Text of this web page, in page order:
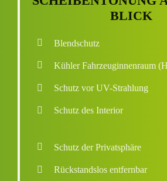
BLICK
Blendschutz
Kühler Fahrzeuginnenraum
Schutz vor UV-Strahlung
Schutz des Interior
Schutz der Privatsphäre
Rückstandslos entfernbar